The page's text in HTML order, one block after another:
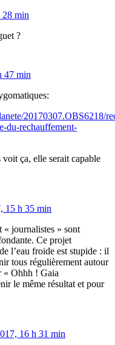
28 min
?
47 min
20170307.OBS6218/
du-rechauffement-
voit ça, elle serait capable
15 h 35 min
« journalistes » sont
Ce projet
l’eau froide est stupide : il
tous régulièrement autour
« Ohhh ! Gaia
le même résultat et pour
16 h 31 min